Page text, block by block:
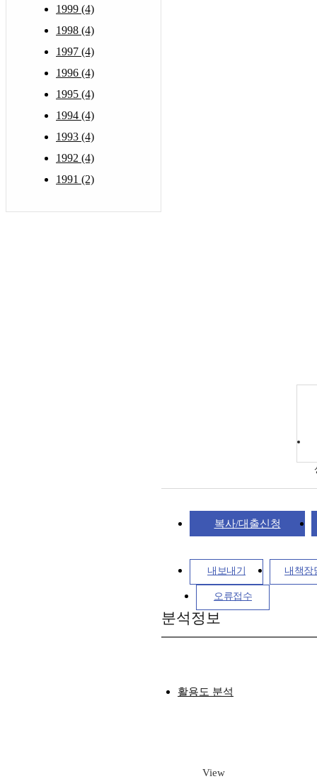
1999 (4)
1998 (4)
1997 (4)
1996 (4)
1995 (4)
1994 (4)
1993 (4)
1992 (4)
1991 (2)
복사/대출신청
내보내기 내책장
오류접수
분석정보
활용도 분석
View